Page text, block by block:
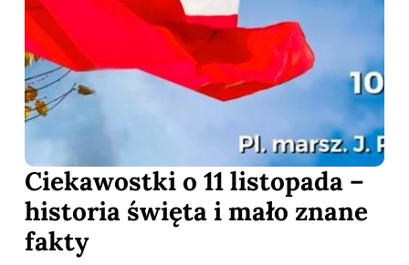
Ciekawostki o 11 listopada –
historia święta i mało znane
fakty